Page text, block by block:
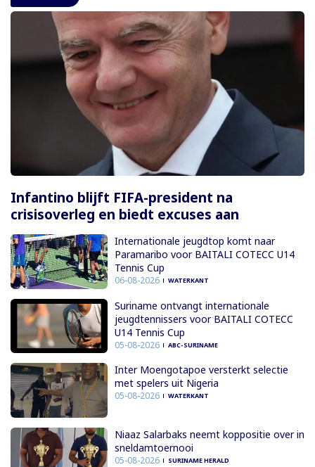
Infantino blijft FIFA-president na
crisisoverleg en biedt excuses aan
Internationale jeugdtop komt naar
Paramaribo voor BAITALI COTECC U14
Tennis Cup
06-08-2026 WATERKANT
Suriname ontvangt internationale
jeugdtennissers voor BAITALI COTECC
U14 Tennis Cup
05-08-2026 ABC-SURINAME
Inter Moengotapoe versterkt selectie
met spelers uit Nigeria
05-08-2026 WATERKANT
Niaaz Salarbaks neemt koppositie over in
sneldamtoernooi
05-08-2026 SURINAME HERALD